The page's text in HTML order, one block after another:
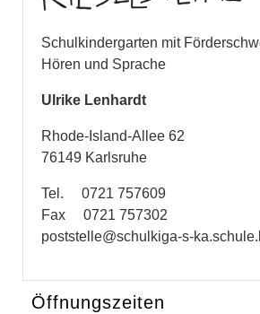
Schulkindergarten mit
Hören und Sprache
Ulrike Lenhardt
Rhode-Island-Allee 62
76149 Karlsruhe
Tel. 0721 757609
Fax 0721 757302
poststelle@schulkiga-s-
Öffnungszeiten